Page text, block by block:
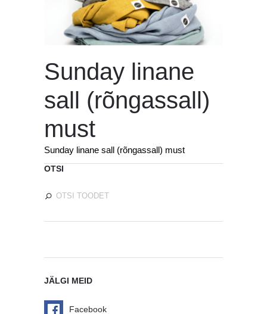
Sunday linane
sall (rõngassall)
must
Sunday linane sall (rõngassall) must
OTSI
JÄLGI MEID
Facebook